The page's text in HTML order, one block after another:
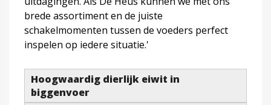
brede assortiment en de juiste
schakelmomenten tussen de voeders perfect
inspelen op iedere situatie.'
Hoogwaardig dierlijk eiwit in
biggenvoer